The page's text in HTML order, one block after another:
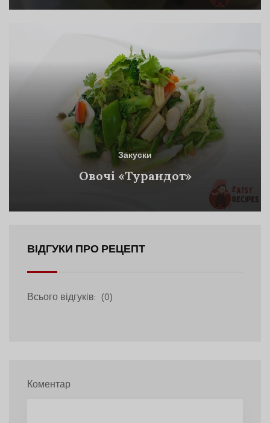
Закуски
Овочі «Турандот»
ВІДГУКИ ПРО РЕЦЕПТ
Всього відгуків: (0)
Коментар